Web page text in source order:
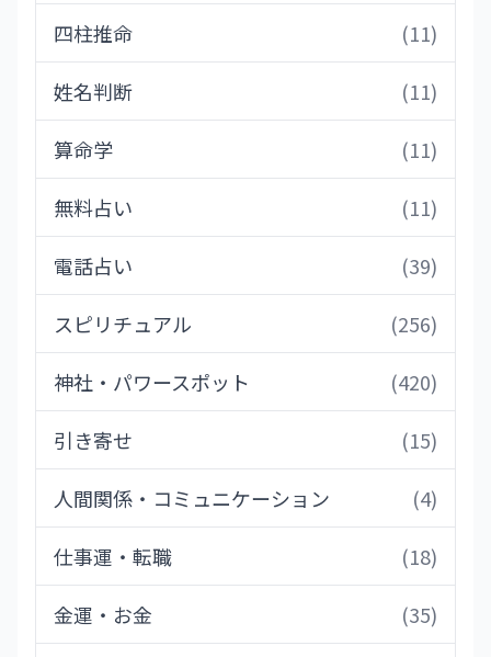
四柱推命 (11)
姓名判断 (11)
算命学 (11)
無料占い (11)
電話占い (39)
スピリチュアル (256)
神社・パワースポット (420)
引き寄せ (15)
人間関係・コミュニケーション (4)
仕事運・転職 (18)
金運・お金 (35)